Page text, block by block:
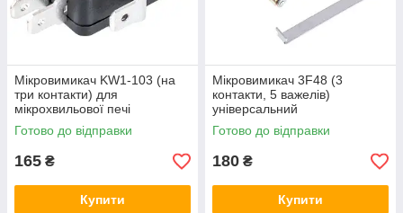
Мікровимикач KW1-103 (на
три контакти) для
мікрохвильової печі
Готово до відправки
165 ₴
Купити
Мікровимикач 3F48 (3
контакти, 5 важелів)
універсальний
Готово до відправки
180 ₴
Купити